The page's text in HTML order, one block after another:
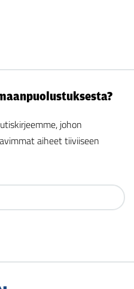
johon
aiheet tiiviiseen